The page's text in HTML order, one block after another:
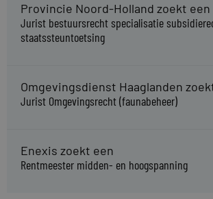
Provincie Noord-Holland zoekt een
Jurist bestuursrecht specialisatie
staatssteuntoetsing
Omgevingsdienst Haaglanden
Jurist Omgevingsrecht (faunabeheer)
Enexis zoekt een
Rentmeester midden- en hoogspanning